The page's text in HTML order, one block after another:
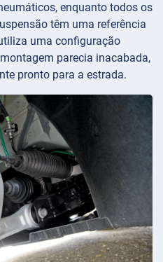
enquanto todos os
têm uma referência
uma configuração
parecia inacabada,
pronto para a estrada.